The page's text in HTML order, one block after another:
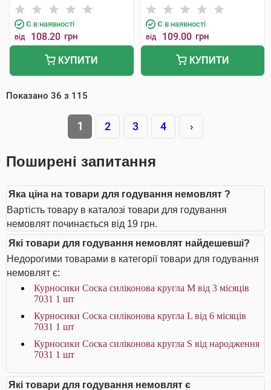
Є в наявності
від 108.20 грн
КУПИТИ
Є в наявності
від 109.00 грн
КУПИТИ
Показано 36 з 115
1 2 3 4 ›
Поширені запитання
Яка ціна на товари для годування немовлят ?
Вартість товару в каталозі товари для годування
немовлят починається від 19 грн.
Які товари для годування немовлят найдешевші?
Недорогими товарами в категорії товари для годування
немовлят є:
Курносики Соска силіконова кругла M від 3 місяців
7031 1 шт
Курносики Соска силіконова кругла L від 6 місяців
7031 1 шт
Курносики Соска силіконова кругла S від народження
7031 1 шт
Які товари для годування немовлят є